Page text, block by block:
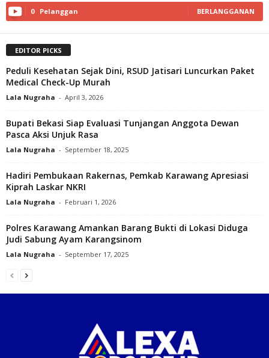
0 Pelanggan BERLANGGANAN
EDITOR PICKS
Peduli Kesehatan Sejak Dini, RSUD Jatisari Luncurkan Paket
Medical Check-Up Murah
Lala Nugraha - April 3, 2026
Bupati Bekasi Siap Evaluasi Tunjangan Anggota Dewan
Pasca Aksi Unjuk Rasa
Lala Nugraha - September 18, 2025
Hadiri Pembukaan Rakernas, Pemkab Karawang Apresiasi
Kiprah Laskar NKRI‎
Lala Nugraha - Februari 1, 2026
Polres Karawang Amankan Barang Bukti di Lokasi Diduga
Judi Sabung Ayam Karangsinom‎
Lala Nugraha - September 17, 2025